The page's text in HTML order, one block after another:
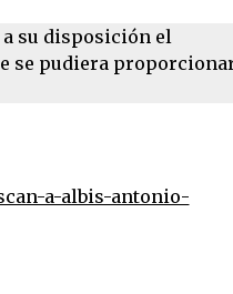
a su disposición el
se pudiera
a-albis-antonio-